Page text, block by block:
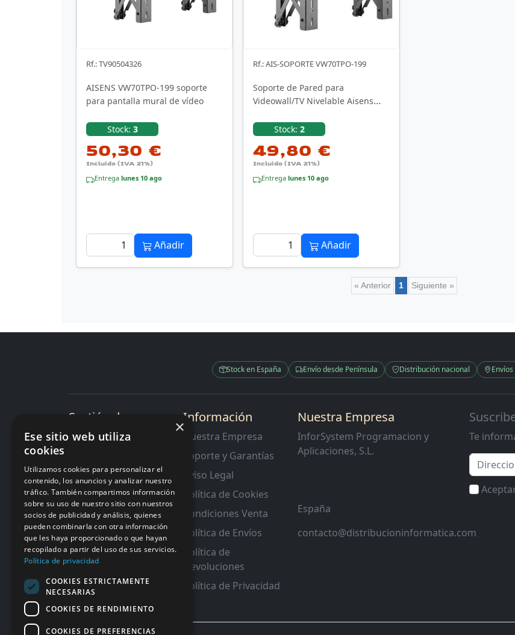
Rf.: TV90504326
AISENS VW70TPO-199 soporte
para pantalla mural de vídeo
Stock: 3
50,30 €
Incluido (IVA 21%)
Entrega lunes 10 ago
Añadir
Rf.: AIS-SOPORTE VW70TPO-199
Soporte de Pared para
Videowall/TV Nivelable Aisens
Stock: 2
49,80 €
Incluido (IVA 21%)
Entrega lunes 10 ago
Añadir
« Anterior 1 Siguiente »
Stock en España Envío desde Península Distribución nacional
Sectión de
Interes
RMA y Garantias
Información
Nuestra Empresa
Soporte y Garantías
Aviso Legal
Política de Cookies
Condiciones Venta
Política de Envíos
Política de
Devoluciones
Política de Privacidad
Nuestra Empresa
InforSystem Programacion y
Aplicaciones, S.L.
España
contacto@distribucioninformatica.com
Te
Email
×
Ese sitio web utiliza
cookies
Utilizamos cookies para personalizar el
contenido, los anuncios y analizar nuestro
tráfico. También compartimos información
sobre su uso de nuestro sitio con nuestros
socios de publicidad y análisis, quienes
pueden combinarla con otra información
que les haya proporcionado o que hayan
recopilado a partir del uso de sus servicios.
Política de privacidad
COOKIES ESTRICTAMENTE
NECESARIAS
COOKIES DE RENDIMIENTO
COOKIES DE PREFERENCIAS